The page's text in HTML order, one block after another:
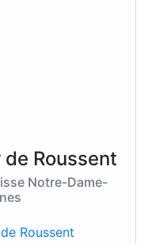
Roussent
Notre-Dame-